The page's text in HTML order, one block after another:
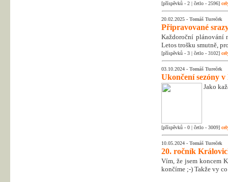
[příspěvků - 2 | četlo - 2596]
20.02.2025 - Tomáš Tureček
Připravované
Každoroční plánování
Letos trošku smutně,
[příspěvků - 3 | četlo - 3102]
03.10.2024 - Tomáš Tureček
Ukončení sezóny v
Jako
[příspěvků - 0 | četlo - 3009]
10.05.2024 - Tomáš Tureček
20. ročník
Vím, že jsem koncem
končíme ;-) Takže vy